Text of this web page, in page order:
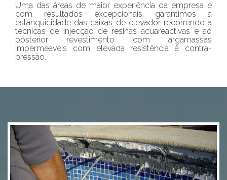
Uma das áreas de maior experiência da empresa e
com resultados excepcionais, garantimos a
estanquicidade das caixas de elevador recorrendo a
tecnicas de injecção de resinas acuareactivas e ao
posterior revestimento com argamassas
impermeaveis com elevada resistência à contra-
pressão.